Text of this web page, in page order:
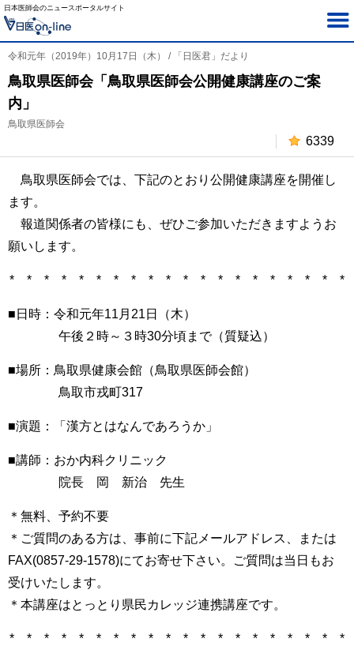
日本医師会のニュースポータルサイト
令和元年（2019年）10月17日（木） / 「日医君」だより
鳥取県医師会「鳥取県医師会公開健康講座のご案
内」
鳥取県医師会
6339
鳥取県医師会では、下記のとおり公開健康講座を開催し
ます。
報道関係者の皆様にも、ぜひご参加いただきますようお
願いします。
* * * * * * * * * * * * * * * * * * * *
■日時：令和元年11月21日（木）
午後２時～３時30分頃まで（質疑込）
■場所：鳥取県健康会館（鳥取県医師会館）
鳥取市戎町317
■演題：「漢方とはなんであろうか」
■講師：おか内科クリニック
院長 岡 新治 先生
＊無料、予約不要
＊ご質問のある方は、事前に下記メールアドレス、または
FAX(0857-29-1578)にてお寄せ下さい。ご質問は当日もお
受けいたします。
＊本講座はとっとり県民カレッジ連携講座です。
* * * * * * * * * * * * * * * * * * * *